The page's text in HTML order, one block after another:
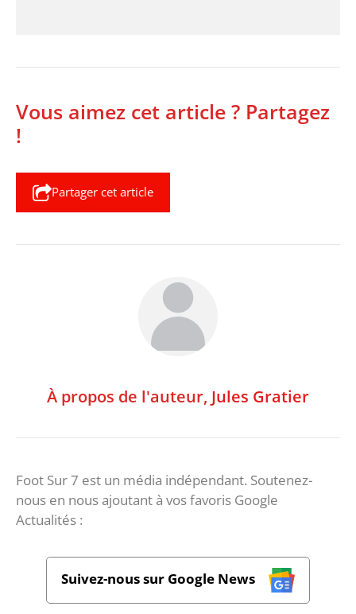
Vous aimez cet article ? Partagez
!
Partager cet article
À propos de l'auteur, Jules Gratier
Foot Sur 7 est un média indépendant. Soutenez-
nous en nous ajoutant à vos favoris Google
Actualités :
Suivez-nous sur Google News